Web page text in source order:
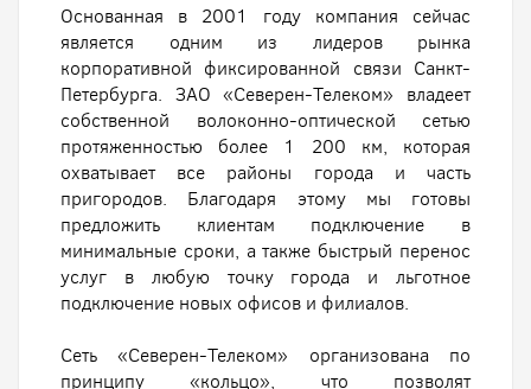
Основанная в 2001 году компания сейчас
является одним из лидеров рынка
корпоративной фиксированной связи Санкт-
Петербурга. ЗАО «Северен-Телеком» владеет
собственной волоконно-оптической сетью
протяженностью более 1 200 км, которая
охватывает все районы города и часть
пригородов. Благодаря этому мы готовы
предложить клиентам подключение в
минимальные сроки, а также быстрый перенос
услуг в любую точку города и льготное
подключение новых офисов и филиалов.
Сеть «Северен-Телеком» организована по
принципу «кольцо», что позволят